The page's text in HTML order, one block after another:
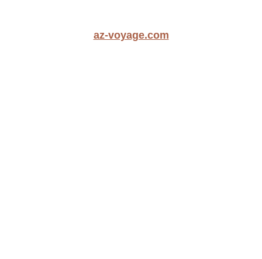
az-voyage.com